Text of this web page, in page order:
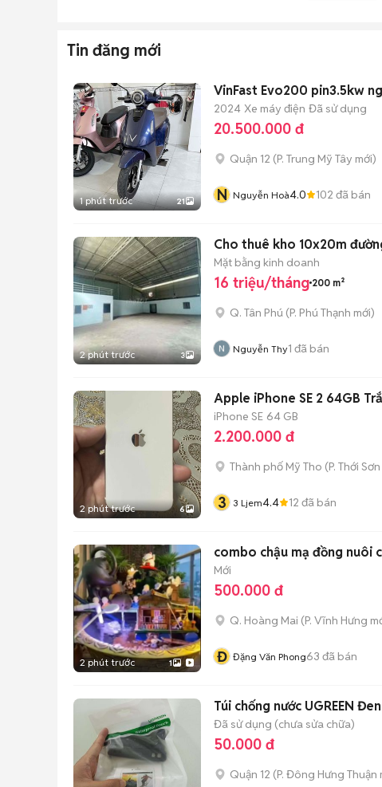
Tin đăng mới
1 phút trước 21
VinFast Evo200 pin3.5kw
2024 Xe máy điện Đã sử dụng
20.500.000 đ
Quận 12 (P. Trung Mỹ Tây mới)
N Nguyễn Hoà4.0 102 đã bán
2 phút trước 3
Cho thuê kho 10x20m
Mặt bằng kinh doanh
16 triệu/tháng 200 m²
Q. Tân Phú (P. Phú Thạnh mới)
Nguyễn Thy1 đã bán
2 phút trước 6
Apple iPhone SE 2 64GB
iPhone SE 64 GB
2.200.000 đ
Thành phố Mỹ Tho (P. Thới Sơn
3 3 Ljem4.4 12 đã bán
2 phút trước 1
combo chậu mạ đồng nuôi
Mới
500.000 đ
Q. Hoàng Mai (P. Vĩnh Hưng
Đ Đặng Văn Phong63 đã bán
Túi chống nước UGREEN
Đã sử dụng (chưa sửa chữa)
50.000 đ
Quận 12 (P. Đông Hưng Thuận